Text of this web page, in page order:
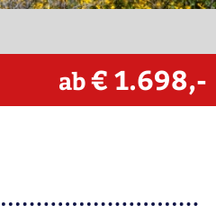
ab€ 1.698,-